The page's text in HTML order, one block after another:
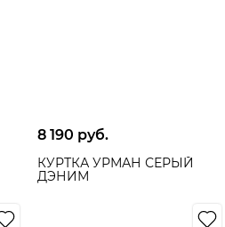
8 190 руб.
КУРТКА УРМАН СЕРЫЙ
ДЭНИМ